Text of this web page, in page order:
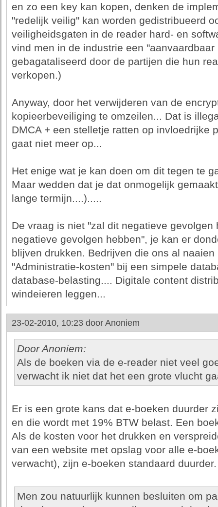
en zo een key kan kopen, denken de
"redelijk veilig" kan worden gedistribueerd
veiligheidsgaten in de reader hard- en
vind men in de industrie een
gebagataliseerd door de partijen die hun
verkopen.)
Anyway, door het verwijderen van de
kopieerbeveiliging te omzeilen... Dat is
DMCA + een stelletje ratten op invloedrijke
gaat niet meer op...
Het enige wat je kan doen om dit tegen te
Maar wedden dat je dat onmogelijk
lange termijn....).....
De vraag is niet "zal dit negatieve
negatieve gevolgen hebben", je kan er
blijven drukken. Bedrijven die ons al
"Administratie-kosten" bij een simpele
database-belasting.... Digitale content
windeieren leggen...
23-02-2010, 10:23 door Anoniem
Door Anoniem:
Als de boeken via de e-reader niet veel
verwacht ik niet dat het een grote vlucht
Er is een grote kans dat e-boeken duurder
en die wordt met 19% BTW belast. Een
Als de kosten voor het drukken en
van een website met opslag voor alle e-
verwacht), zijn e-boeken standaard duurder.
Men zou natuurlijk kunnen besluiten om